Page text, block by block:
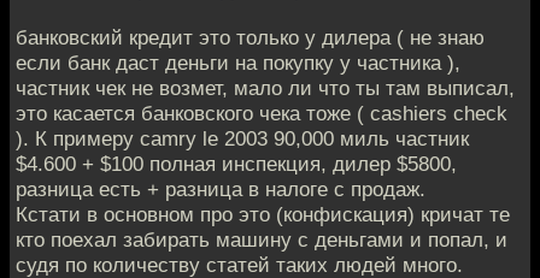
банковский кредит это только у дилера ( не знаю
если банк даст деньги на покупку у частника ),
частник чек не возмет, мало ли что ты там выписал,
это касается банковского чека тоже ( cashiers check
). К примеру camry le 2003 90,000 миль частник
$4.600 + $100 полная инспекция, дилер $5800,
разница есть + разница в налоге с продаж.
Кстати в основном про это (конфискация) кричат те
кто поехал забирать машину с деньгами и попал, и
судя по количеству статей таких людей много.